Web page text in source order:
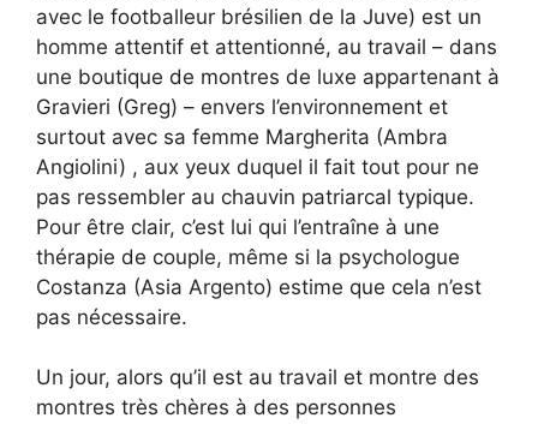
avec le footballeur brésilien de la Juve) est un
homme attentif et attentionné, au travail – dans
une boutique de montres de luxe appartenant à
Gravieri (Greg) – envers l’environnement et
surtout avec sa femme Margherita (Ambra
Angiolini) , aux yeux duquel il fait tout pour ne
pas ressembler au chauvin patriarcal typique.
Pour être clair, c’est lui qui l’entraîne à une
thérapie de couple, même si la psychologue
Costanza (Asia Argento) estime que cela n’est
pas nécessaire.
Un jour, alors qu’il est au travail et montre des
montres très chères à des personnes